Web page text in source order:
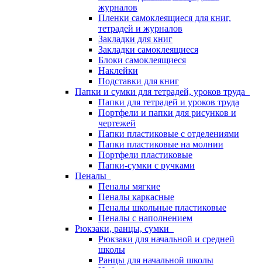
журналов
Пленки самоклеящиеся для книг,
тетрадей и журналов
Закладки для книг
Закладки самоклеящиеся
Блоки самоклеящиеся
Наклейки
Подставки для книг
Папки и сумки для тетрадей, уроков труда
Папки для тетрадей и уроков труда
Портфели и папки для рисунков и
чертежей
Папки пластиковые с отделениями
Папки пластиковые на молнии
Портфели пластиковые
Папки-сумки с ручками
Пеналы
Пеналы мягкие
Пеналы каркасные
Пеналы школьные пластиковые
Пеналы с наполнением
Рюкзаки, ранцы, сумки
Рюкзаки для начальной и средней
школы
Ранцы для начальной школы